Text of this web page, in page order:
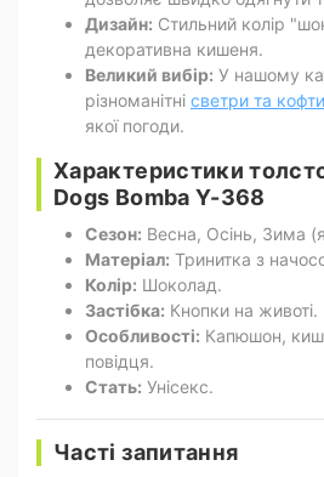
Дизайн: Стильний колір
декоративна кишеня.
Великий вибір: У нашому
різноманітні светри та
якої погоди.
Характеристики
Dogs Bomba Y-368
Сезон: Весна, Осінь, Зима
Матеріал: Тринитка з
Колір: Шоколад.
Застібка: Кнопки на животі.
Особливості: Капюшон,
повідця.
Стать: Унісекс.
Часті запитання